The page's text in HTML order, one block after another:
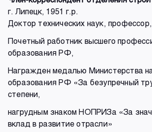
г. Липецк, 1951 г.р.
Доктор технических наук, профессор,
Почетный работник высшего
образования РФ,
Награжден медалью Министерства
образования РФ «За безупречный
степени,
нагрудным знаком НОПРИЗа «За
вклад в развитие отрасли»